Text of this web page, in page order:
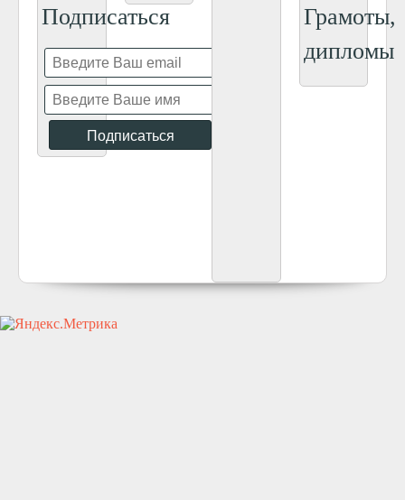
Подписаться
Грамоты,
дипломы
icivil.ru